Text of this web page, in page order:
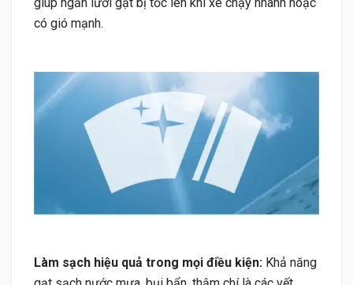
có gió mạnh.
Làm sạch hiệu quả trong mọi điều kiện: Khả năng